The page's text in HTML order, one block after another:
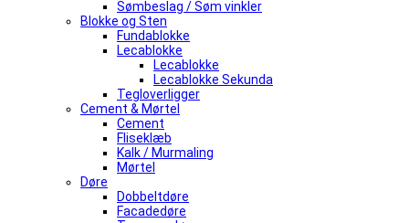
Sømbeslag / Søm vinkler
Blokke og Sten
Fundablokke
Lecablokke
Lecablokke
Lecablokke Sekunda
Tegloverligger
Cement & Mørtel
Cement
Fliseklæb
Kalk / Murmaling
Mørtel
Døre
Dobbeltdøre
Facadedøre